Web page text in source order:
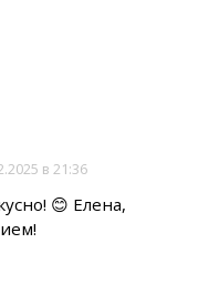
в 21:36
😊 Елена,